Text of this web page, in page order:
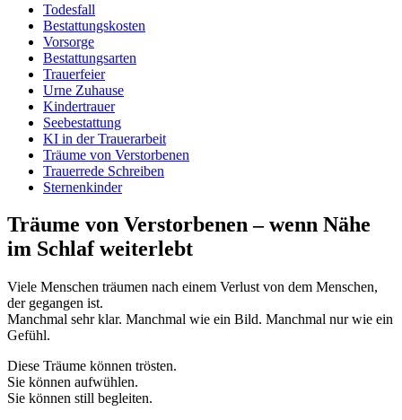
Todesfall
Bestattungskosten
Vorsorge
Bestattungsarten
Trauerfeier
Urne Zuhause
Kindertrauer
Seebestattung
KI in der Trauerarbeit
Träume von Verstorbenen
Trauerrede Schreiben
Sternenkinder
Träume von Verstorbenen – wenn Nähe
im Schlaf weiterlebt
Viele Menschen träumen nach einem Verlust von dem Menschen,
der gegangen ist.
Manchmal sehr klar. Manchmal wie ein Bild. Manchmal nur wie ein
Gefühl.
Diese Träume können trösten.
Sie können aufwühlen.
Sie können still begleiten.